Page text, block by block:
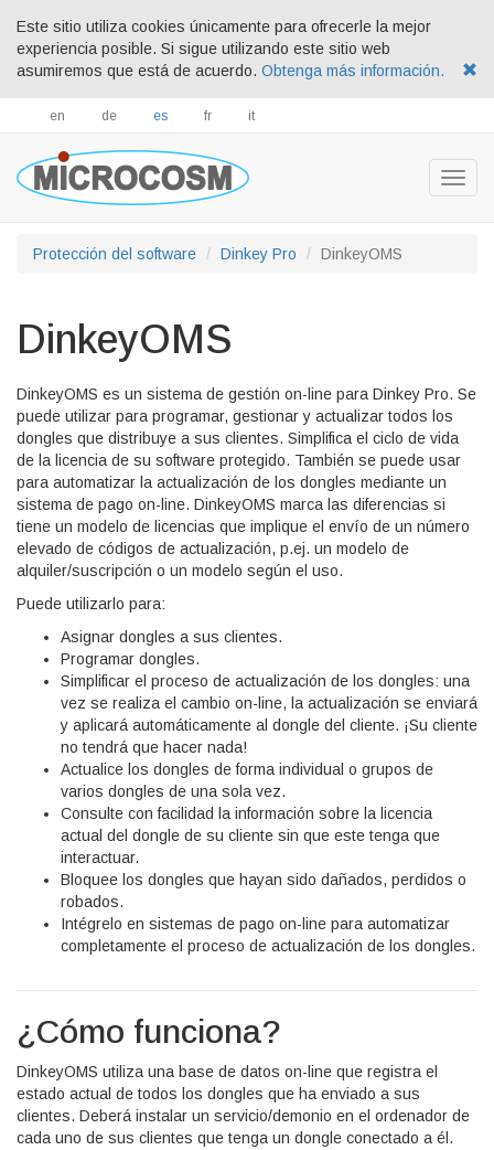
Este sitio utiliza cookies únicamente para ofrecerle la mejor
experiencia posible. Si sigue utilizando este sitio web
asumiremos que está de acuerdo. Obtenga más información.
en de es fr it
Protección del software Dinkey Pro DinkeyOMS
DinkeyOMS
DinkeyOMS es un sistema de gestión on-line para Dinkey Pro. Se
puede utilizar para programar, gestionar y actualizar todos los
dongles que distribuye a sus clientes. Simplifica el ciclo de vida
de la licencia de su software protegido. También se puede usar
para automatizar la actualización de los dongles mediante un
sistema de pago on-line. DinkeyOMS marca las diferencias si
tiene un modelo de licencias que implique el envío de un número
elevado de códigos de actualización, p.ej. un modelo de
alquiler/suscripción o un modelo según el uso.
Puede utilizarlo para:
Asignar dongles a sus clientes.
Programar dongles.
Simplificar el proceso de actualización de los dongles: una
vez se realiza el cambio on-line, la actualización se enviará
y aplicará automáticamente al dongle del cliente. ¡Su cliente
no tendrá que hacer nada!
Actualice los dongles de forma individual o grupos de
varios dongles de una sola vez.
Consulte con facilidad la información sobre la licencia
actual del dongle de su cliente sin que este tenga que
interactuar.
Bloquee los dongles que hayan sido dañados, perdidos o
robados.
Intégrelo en sistemas de pago on-line para automatizar
completamente el proceso de actualización de los dongles.
¿Cómo funciona?
DinkeyOMS utiliza una base de datos on-line que registra el
estado actual de todos los dongles que ha enviado a sus
clientes. Deberá instalar un servicio/demonio en el ordenador de
cada uno de sus clientes que tenga un dongle conectado a él.